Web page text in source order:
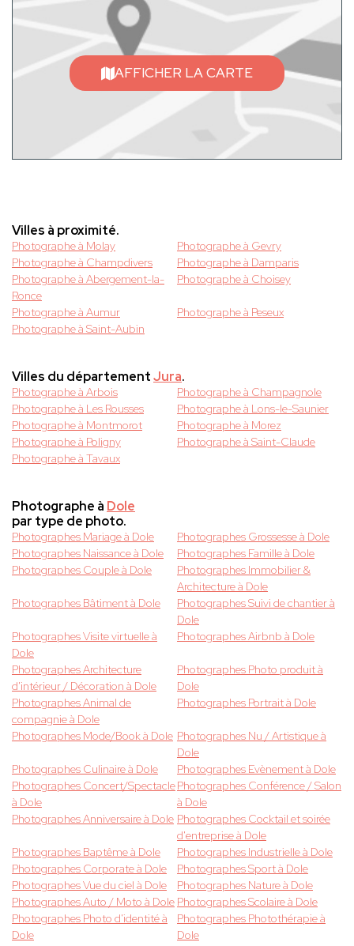
AFFICHER LA CARTE
Villes à proximité.
Photographe à Molay
Photographe à Gevry
Photographe à Champdivers
Photographe à Damparis
Photographe à Abergement-la-
Ronce
Photographe à Choisey
Photographe à Aumur
Photographe à Peseux
Photographe à Saint-Aubin
Villes du départementJura.
Photographe à Arbois
Photographe à Champagnole
Photographe à Les Rousses
Photographe à Lons-le-Saunier
Photographe à Montmorot
Photographe à Morez
Photographe à Poligny
Photographe à Saint-Claude
Photographe à Tavaux
Photographe à Dole
par type de photo.
Photographes Mariage à Dole
Photographes Grossesse à Dole
Photographes Naissance à Dole
Photographes Famille à Dole
Photographes Couple à Dole
Photographes Immobilier &
Architecture à Dole
Photographes Bâtiment à Dole
Photographes Suivi de chantier à
Dole
Photographes Visite virtuelle à
Dole
Photographes Airbnb à Dole
Photographes Architecture
d'intérieur / Décoration à Dole
Photographes Photo produit à
Dole
Photographes Animal de
compagnie à Dole
Photographes Portrait à Dole
Photographes Mode/Book à Dole Photographes Nu / Artistique à
Dole
Photographes Culinaire à Dole
Photographes Evènement à Dole
Photographes Concert/Spectacle
à Dole
Photographes Conférence / Salon
à Dole
Photographes Anniversaire à Dole Photographes Cocktail et soirée
d'entreprise à Dole
Photographes Baptême à Dole
Photographes Industrielle à Dole
Photographes Corporate à Dole
Photographes Sport à Dole
Photographes Vue du ciel à Dole
Photographes Nature à Dole
Photographes Auto / Moto à Dole Photographes Scolaire à Dole
Photographes Photo d'identité à
Dole
Photographes Photothérapie à
Dole